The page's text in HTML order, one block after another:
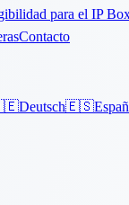
para el IP
Contacto
Deutsch🇪🇸